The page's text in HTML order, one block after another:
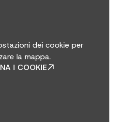
dei cookie per
la mappa.
I COOKIE